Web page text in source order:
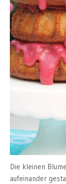
Die kleinen
aufeinander